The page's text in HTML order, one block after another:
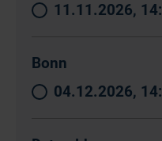
11.11.2026,
Bonn
04.12.2026,